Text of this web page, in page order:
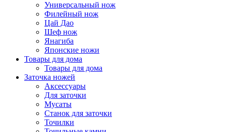
Универсальный нож
Филейный нож
Цай Дао
Шеф нож
Янагиба
Японские ножи
Товары для дома
Товары для дома
Заточка ножей
Аксессуары
Для заточки
Мусаты
Станок для заточки
Точилки